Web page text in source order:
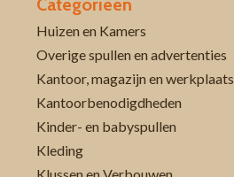
Huizen en Kamers
Overige spullen en advertenties
Kantoor, magazijn en werkplaats
Kantoorbenodigdheden
Kinder- en babyspullen
Kleding
Klussen en Verbouwen